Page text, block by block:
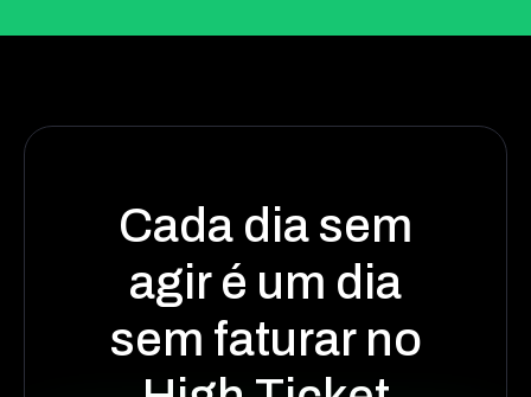
Cada dia sem
agir é um dia
sem faturar no